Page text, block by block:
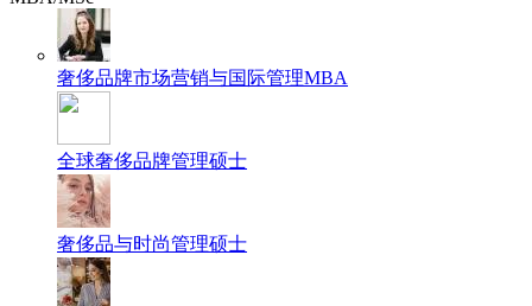
奢侈品牌市场营销与国际管理MBA
全球奢侈品牌管理硕士
奢侈品与时尚管理硕士